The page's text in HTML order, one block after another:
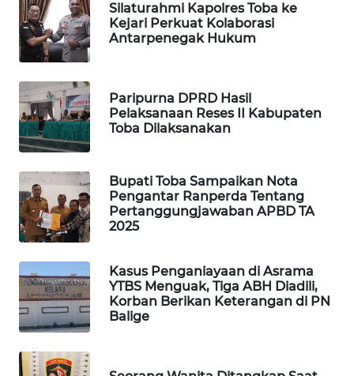
Silaturahmi Kapolres Toba ke
Kejari Perkuat Kolaborasi
Antarpenegak Hukum
Paripurna DPRD Hasil
Pelaksanaan Reses II Kabupaten
Toba Dilaksanakan
Bupati Toba Sampaikan Nota
Pengantar Ranperda Tentang
Pertanggungjawaban APBD TA
2025
Kasus Penganiayaan di Asrama
YTBS Menguak, Tiga ABH Diadili,
Korban Berikan Keterangan di PN
Balige
PORTAL
KONSUMEN
ALPERKLINAS
FORJASIDA
TAMBANG
NEWS
NEWS
SIDIKALANG
NEWS